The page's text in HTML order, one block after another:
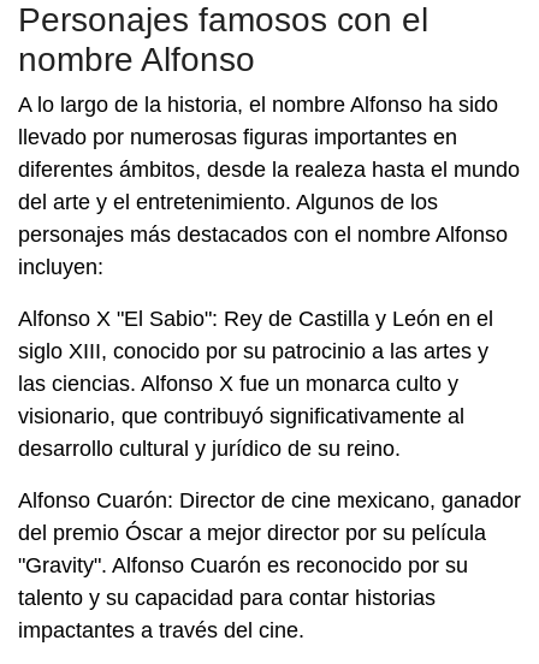
Personajes famosos con el
nombre Alfonso
A lo largo de la historia, el nombre Alfonso ha sido
llevado por numerosas figuras importantes en
diferentes ámbitos, desde la realeza hasta el mundo
del arte y el entretenimiento. Algunos de los
personajes más destacados con el nombre Alfonso
incluyen:
Alfonso X "El Sabio": Rey de Castilla y León en el
siglo XIII, conocido por su patrocinio a las artes y
las ciencias. Alfonso X fue un monarca culto y
visionario, que contribuyó significativamente al
desarrollo cultural y jurídico de su reino.
Alfonso Cuarón: Director de cine mexicano, ganador
del premio Óscar a mejor director por su película
"Gravity". Alfonso Cuarón es reconocido por su
talento y su capacidad para contar historias
impactantes a través del cine.